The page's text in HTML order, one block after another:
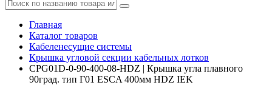
Главная
Каталог товаров
Кабеленесущие системы
Крышка угловой секции кабельных лотков
CPG01D-0-90-400-08-HDZ | Крышка угла плавного
90град. тип Г01 ESCA 400мм HDZ IEK